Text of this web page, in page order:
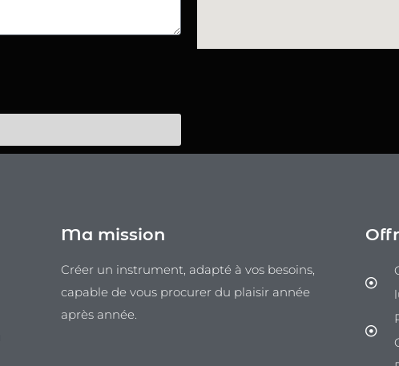
Ma mission
Créer un instrument, adapté à vos besoins,
capable de vous procurer du plaisir année
après année.